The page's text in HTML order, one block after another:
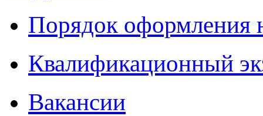
Порядок оформления
Квалификационный
Вакансии